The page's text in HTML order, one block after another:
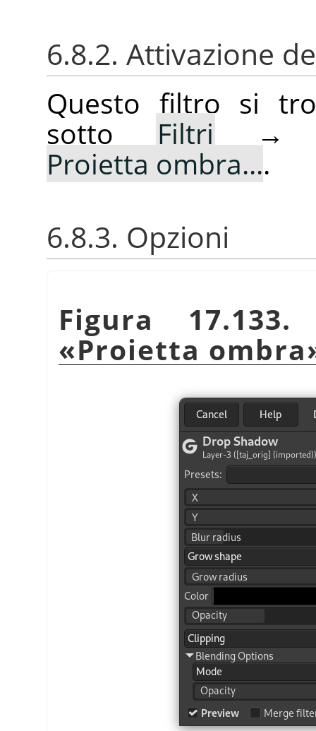
6.8.2. Attivazione
Questo filtro si
sotto
Filtri
Proietta ombra....
6.8.3. Opzioni
Figura
«Proietta ombra